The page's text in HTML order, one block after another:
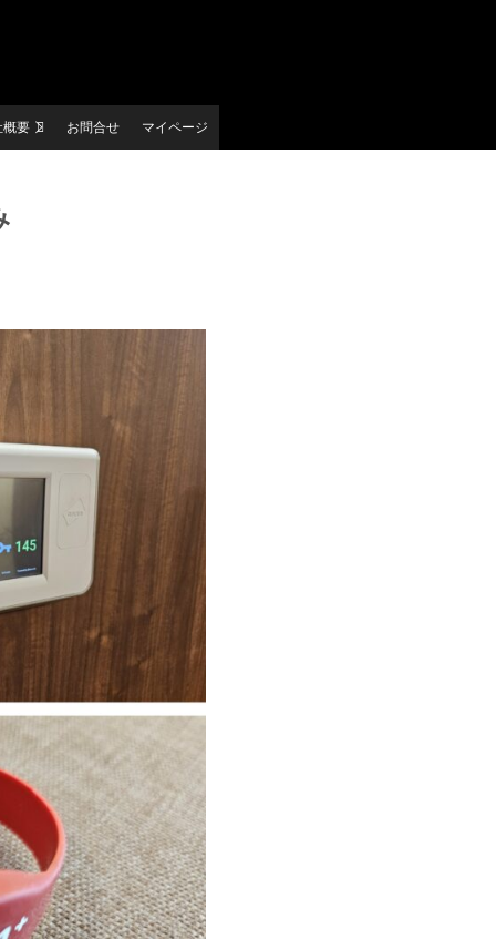
概要 お問合せ マイページ